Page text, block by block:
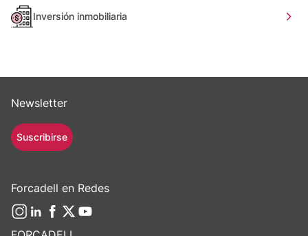
Inversión inmobiliaria
Newsletter
Suscribirse
Forcadell en Redes